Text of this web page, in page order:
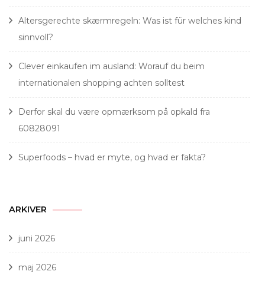
Altersgerechte skærmregeln: Was ist für welches kind
sinnvoll?
Clever einkaufen im ausland: Worauf du beim
internationalen shopping achten solltest
Derfor skal du være opmærksom på opkald fra
60828091
Superfoods – hvad er myte, og hvad er fakta?
ARKIVER
juni 2026
maj 2026